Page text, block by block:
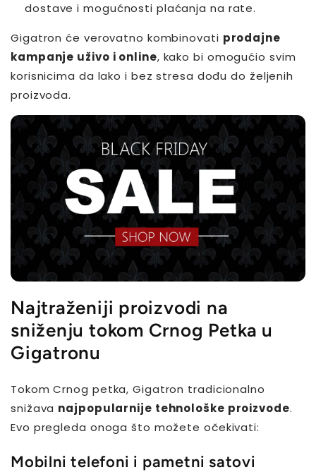
dostave i mogućnosti plaćanja na rate.
Gigatron će verovatno kombinovati prodajne
kampanje uživo i online, kako bi omogućio svim
korisnicima da lako i bez stresa dođu do željenih
proizvoda.
Najtraženiji proizvodi na
sniženju tokom Crnog Petka u
Gigatronu
Tokom Crnog petka, Gigatron tradicionalno
snižava najpopularnije tehnološke proizvode.
Evo pregleda onoga što možete očekivati:
Mobilni telefoni i pametni satovi